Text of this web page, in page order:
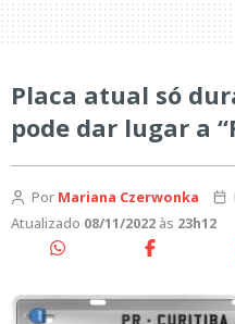
Placa atual só
pode dar lugar a
Por Mariana Czerwonka
Atualizado 08/11/2022 às 23h12